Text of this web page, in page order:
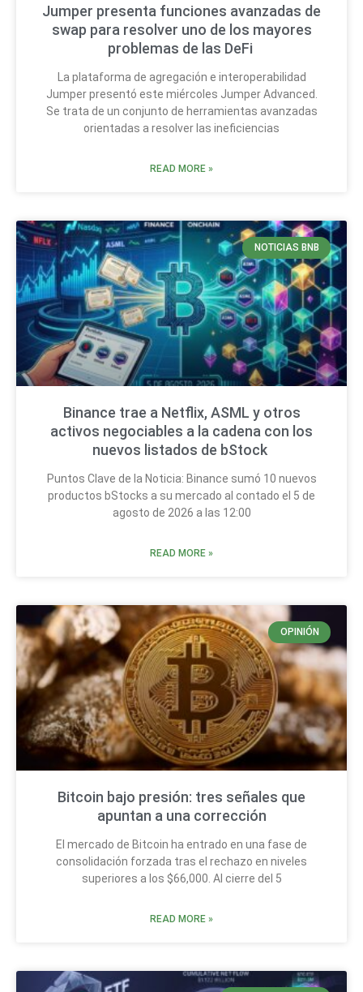
Jumper presenta funciones avanzadas de
swap para resolver uno de los mayores
problemas de las DeFi
La plataforma de agregación e interoperabilidad
Jumper presentó este miércoles Jumper Advanced.
Se trata de un conjunto de herramientas avanzadas
orientadas a resolver las ineficiencias
READ MORE »
NOTICIAS BNB
Binance trae a Netflix, ASML y otros
activos negociables a la cadena con los
nuevos listados de bStock
Puntos Clave de la Noticia: Binance sumó 10 nuevos
productos bStocks a su mercado al contado el 5 de
agosto de 2026 a las 12:00
READ MORE »
OPINIÓN
Bitcoin bajo presión: tres señales que
apuntan a una corrección
El mercado de Bitcoin ha entrado en una fase de
consolidación forzada tras el rechazo en niveles
superiores a los $66,000. Al cierre del 5
READ MORE »